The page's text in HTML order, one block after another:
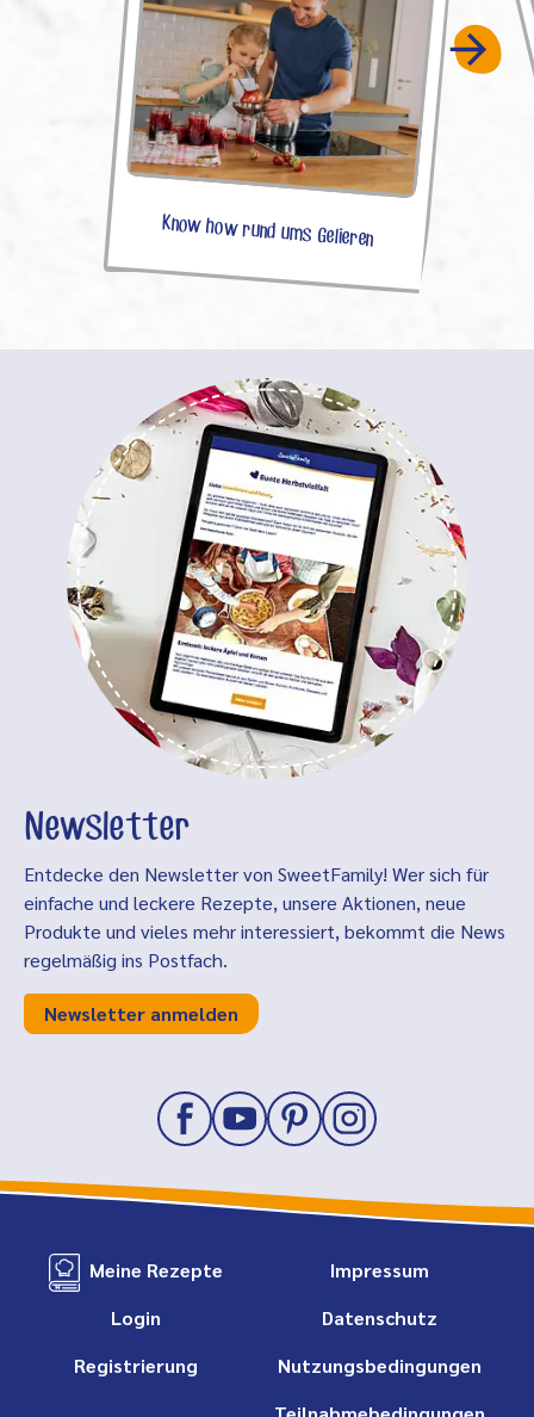
Know how rund ums Gelieren
Newsletter
Entdecke den Newsletter von SweetFamily! Wer sich für
einfache und leckere Rezepte, unsere Aktionen, neue
Produkte und vieles mehr interessiert, bekommt die News
regelmäßig ins Postfach.
Newsletter anmelden
Meine Rezepte
Login
Registrierung
Impressum
Datenschutz
Nutzungsbedingungen